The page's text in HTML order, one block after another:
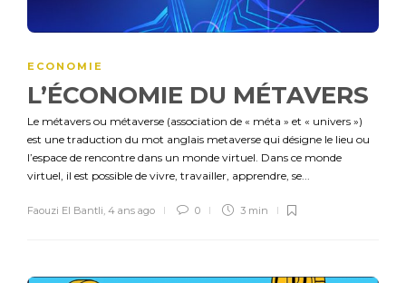
ECONOMIE
L’ÉCONOMIE DU MÉTAVERS
Le métavers ou métaverse (association de « méta » et « univers »)
est une traduction du mot anglais metaverse qui désigne le lieu ou
l’espace de rencontre dans un monde virtuel. Dans ce monde
virtuel, il est possible de vivre, travailler, apprendre, se...
Faouzi El Bantli, 4 ans ago 0 3 min